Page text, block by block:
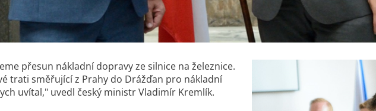
přesun nákladní dopravy ze silnice na železnice.
trati směřující z Prahy do Drážďan pro nákladní
uvítal," uvedl český ministr Vladimír Kremlík.